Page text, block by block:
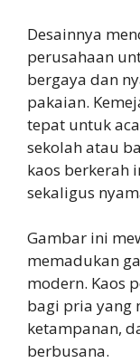
Desainnya
perusahaan
bergaya dan
pakaian.
tepat untuk
sekolah atau
kaos berkerah
sekaligus
Gambar ini
memadukan
modern. Kaos
bagi pria yang
ketampanan,
berbusana.